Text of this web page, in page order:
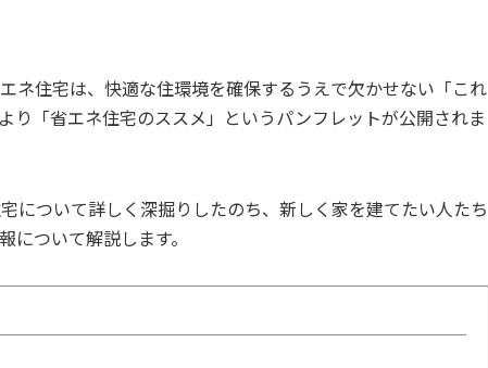
ネ住宅は、快適な住環境を確保するうえで欠かせない「これ
り「省エネ住宅のススメ」というパンフレットが公開されま
について詳しく深掘りしたのち、新しく家を建てたい人たち
ついて解説します。